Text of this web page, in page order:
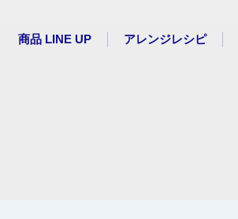
商品 LINE UP アレンジレシピ